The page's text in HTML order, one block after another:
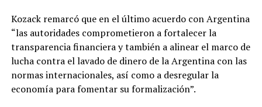
Kozack remarcó que en el último acuerdo con Argentina
“las autoridades comprometieron a fortalecer la
transparencia financiera y también a alinear el marco de
lucha contra el lavado de dinero de la Argentina con las
normas internacionales, así como a desregular la
economía para fomentar su formalización”.